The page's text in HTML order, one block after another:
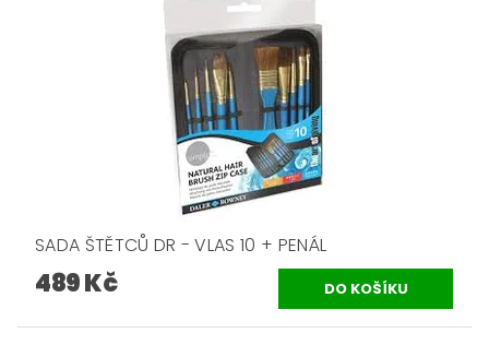
SADA ŠTĚTCŮ DR - VLAS 10 + PENÁL
489 Kč